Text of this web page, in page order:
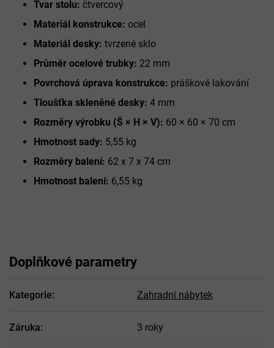
Tvar stolu: čtvercový
Materiál konstrukce: ocel
Materiál desky: tvrzené sklo
Průměr ocelové trubky: 22 mm
Povrchová úprava konstrukce: práškové lakování
Tloušťka skleněné desky: 4 mm
Rozměry výrobku (Š × H × V): 60 × 60 × 70 cm
Hmotnost sady: 5,55 kg
Rozměry balení: 62 x 7 x 74 cm
Hmotnost balení: 6,55 kg
Doplňkové parametry
Kategorie: Zahradní nábytek
Záruka: 3 roky